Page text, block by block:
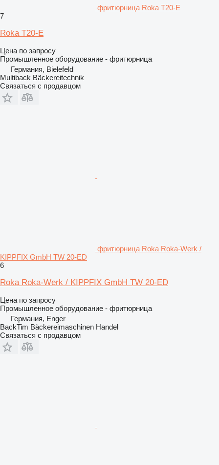
фритюрница Roka T20-E
7
Roka T20-E
Цена по запросу
Промышленное оборудование - фритюрница
Германия, Bielefeld
Multiback Bäckereitechnik
Связаться с продавцом
фритюрница Roka Roka-Werk /
KIPPFIX GmbH TW 20-ED
6
Roka Roka-Werk / KIPPFIX GmbH TW 20-ED
Цена по запросу
Промышленное оборудование - фритюрница
Германия, Enger
BackTim Bäckereimaschinen Handel
Связаться с продавцом